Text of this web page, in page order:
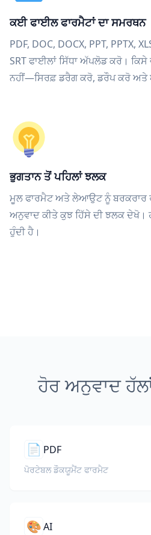
ਕਈ ਫਾਈਲ ਫਾਰਮੈਟਾਂ ਦਾ ਸਮਰਥਨ
PDF, DOC, DOCX, PPT, PPTX,
SRT ਫਾਈਲਾਂ ਸਿੱਧਾ ਅੱਪਲੋਡ ਕਰੋ।
ਨਹੀਂ—ਸਿਰਫ਼ ਡਰੈਗ ਕਰੋ, ਡਰੌਪ ਕਰੋ ਅਤੇ
ਭੁਗਤਾਨ ਤੋਂ ਪਹਿਲਾਂ ਝਲਕ
ਮੂਲ ਫਾਰਮੈਟ ਅਤੇ ਲੇਆਉਟ ਨੂੰ
ਅਨੁਵਾਦ ਕੀਤੇ ਕੁਝ ਹਿੱਸੇ ਦੀ ਝਲਕ
ਹੁੰਦੀ ਹੈ।
ਹੋਰ ਅਨੁਵਾਦ
📄 PDF
ਪੋਰਟੇਬਲ ਡੌਕਯੂਮੈਂਟ ਫਾਰਮੈਟ
🎨AI